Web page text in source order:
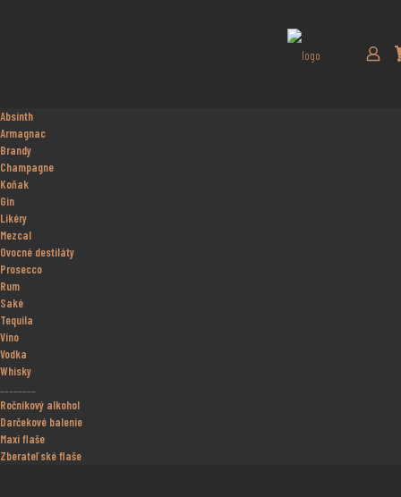
Absinth
Armagnac
Brandy
Champagne
Koňak
Gin
Likéry
Mezcal
Ovocné destiláty
Prosecco
Rum
Saké
Tequila
Víno
Vodka
Whisky
Ročníkový alkohol
Darčekové balenie
Maxi flaše
Zberateľské flaše